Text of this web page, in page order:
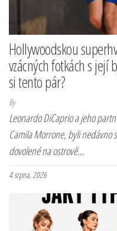
Hollywoodskou
vzácných fotkách s
si tento pár?
By
Leonardo DiCaprio a jeho
Camila Morrone, byli
dovolené na ostrově…
4 srpna, 2026